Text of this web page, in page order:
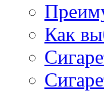
Как